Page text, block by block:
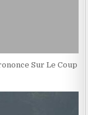
Sur Le Coup